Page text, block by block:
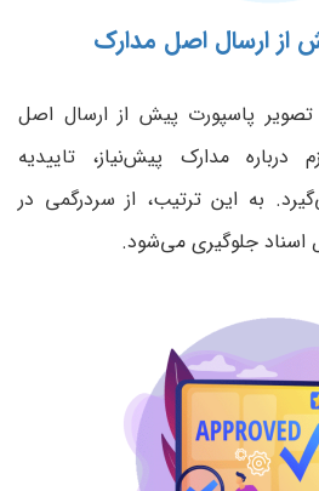
از ارسال اصل مدارک
تصویر پاسپورت پیش از ارسال اصل
درباره مدارک پیش‌نیاز، تاییدیه
به این ترتیب، از سردرگمی در
اسناد جلوگیری می‌شود.